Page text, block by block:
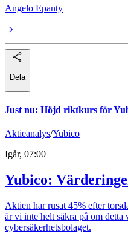
Angelo Epanty
Dela
Just nu: Höjd riktkurs för
Aktieanalys/Yubico
Igår, 07:00
Yubico:
Aktien har rusat 45% efter
är vi inte helt säkra på om
cybersäkerhetsbolaget.